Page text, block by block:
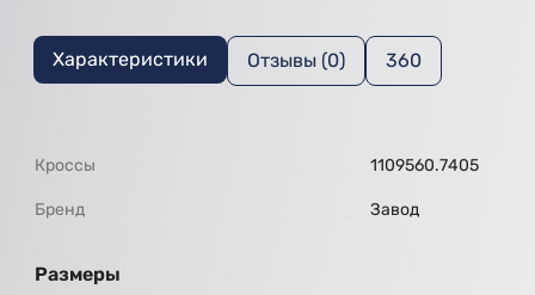
Характеристики Отзывы (0) 360
Кроссы 1109560.7405
Бренд Завод
Размеры